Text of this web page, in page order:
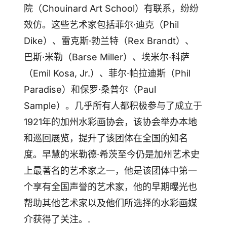
院（Chouinard Art School）有联系，纷纷
效仿。这些艺术家包括菲尔·迪克（Phil
Dike）、雷克斯·勃兰特（Rex Brandt）、
巴斯·米勒（Barse Miller）、埃米尔·科萨
（Emil Kosa, Jr.）、菲尔·帕拉迪斯（Phil
Paradise）和保罗·桑普尔（Paul
Sample）。几乎所有人都积极参与了成立于
1921年的加州水彩画协会，该协会举办本地
和巡回展览，提升了该团体在全国的知名
度。早慧的米勒德·希茨至今仍是加州艺术史
上最著名的艺术家之一，他是该团体中第一
个享有全国声誉的艺术家，他的早期曝光也
帮助其他艺术家以及他们所选择的水彩画媒
介获得了关注。.